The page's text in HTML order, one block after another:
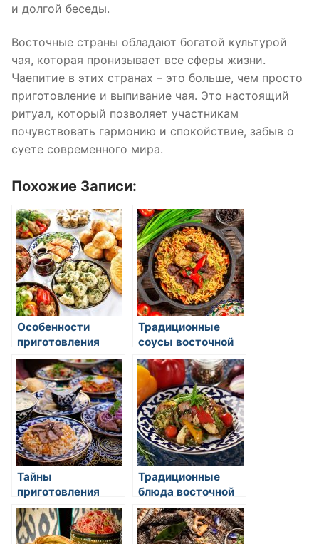
и долгой беседы.
Восточные страны обладают богатой культурой
чая, которая пронизывает все сферы жизни.
Чаепитие в этих странах – это больше, чем просто
приготовление и выпивание чая. Это настоящий
ритуал, который позволяет участникам
почувствовать гармонию и спокойствие, забыв о
суете современного мира.
Похожие Записи:
Особенности
приготовления
мясных блюд в
восточных
странах
Традиционные
соусы восточной
кухни
Тайны
приготовления
фирменных блюд
восточной кухни
Традиционные
блюда восточной
кухни: сочетание
экзотики и
уникального вкуса